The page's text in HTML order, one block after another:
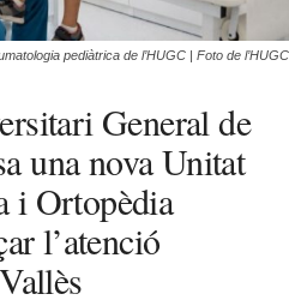
pediàtrica de l’HUGC | Foto de l’HUGC
General de
una nova Unitat
i Ortopèdia
l’atenció